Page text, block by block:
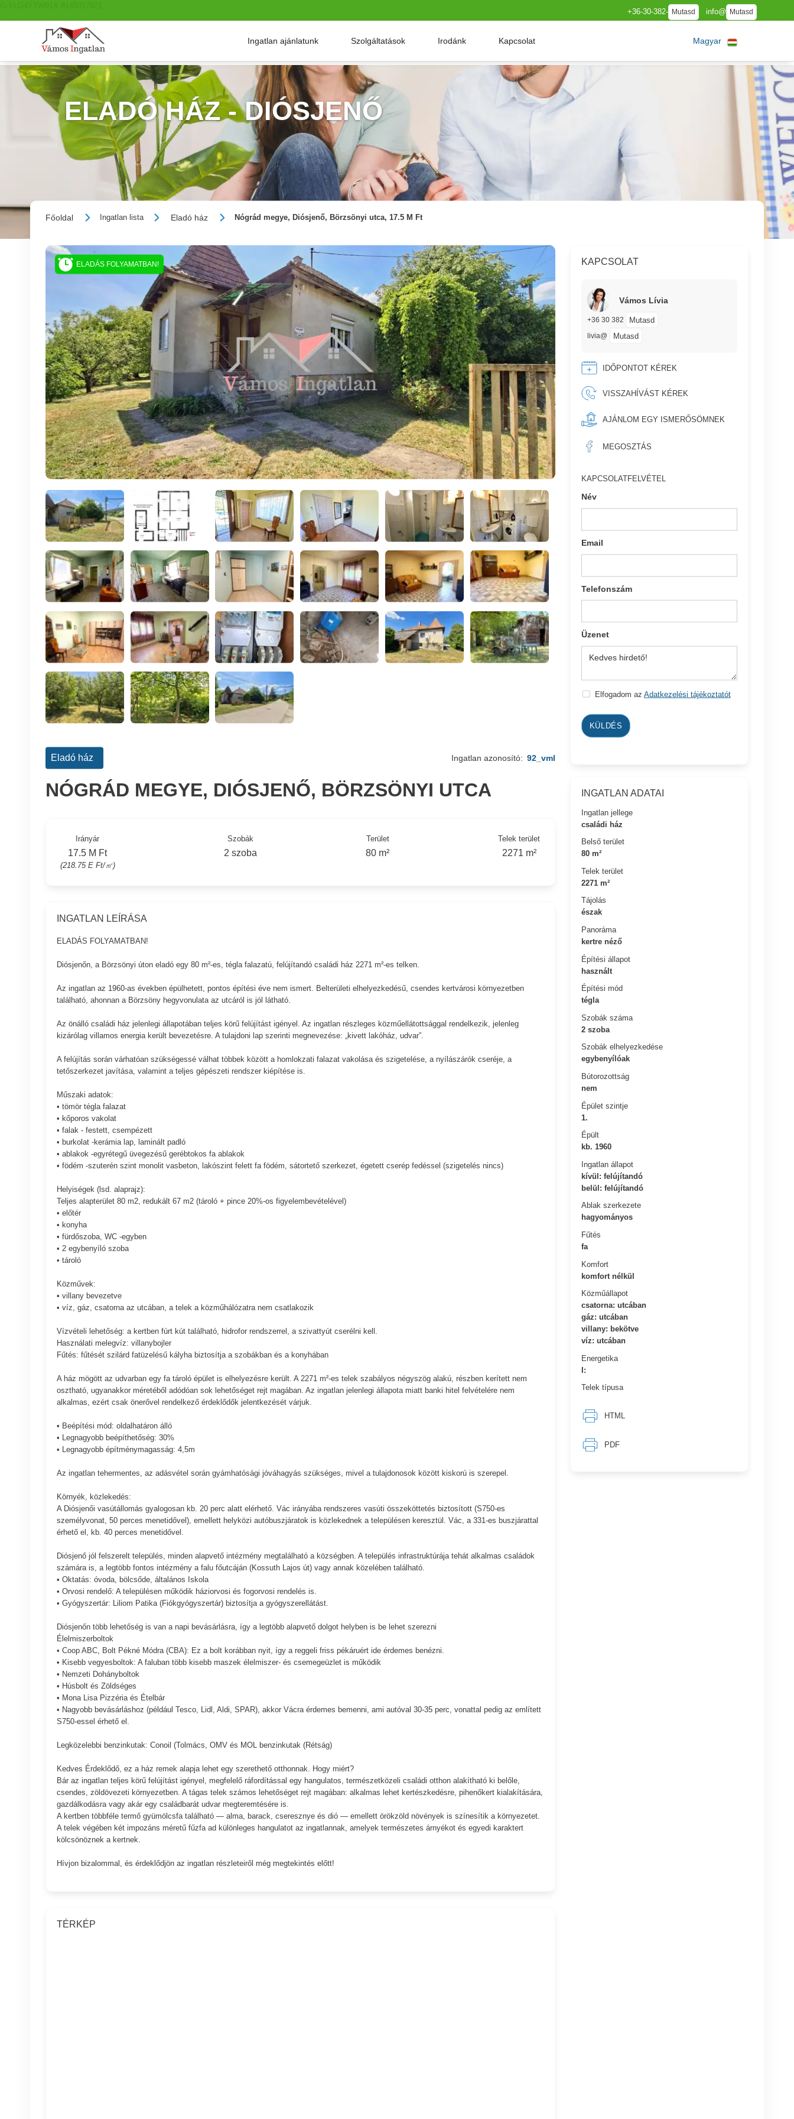
+36-30-382- Mutasd info@ Mutasd
Ingatlan ajánlatunk Szolgáltatások Irodánk Kapcsolat Magyar
ELADÓ HÁZ - DIÓSJENŐ
Főoldal Ingatlan lista Eladó ház Nógrád megye, Diósjenő, Börzsönyi utca, 17.5 M Ft
ELADÁS FOLYAMATBAN! KAPCSOLAT
Vámos Lívia
+36 30 382 Mutasd
livia@ Mutasd
IDŐPONTOT KÉREK
VISSZAHÍVÁST KÉREK
AJÁNLOM EGY ISMERŐSÖMNEK
MEGOSZTÁS
KAPCSOLATFELVÉTEL
Név
Email
Telefonszám
Üzenet
Elfogadom az Adatkezelési tájékoztatót
KÜLDÉS
INGATLAN ADATAI
Ingatlan jellege
családi ház
Belső terület
80 m²
Telek terület
2271 m²
Tájolás
észak
Panoráma
kertre néző
Építési állapot
használt
Építési mód
tégla
Szobák száma
2 szoba
Szobák elhelyezkedése
egybenyílóak
Bútorozottság
nem
Épület szintje
1.
Épült
kb. 1960
Ingatlan állapot
kívül: felújítandó
belül: felújítandó
Ablak szerkezete
hagyományos
Fűtés
fa
Komfort
komfort nélkül
Közműállapot
csatorna: utcában
gáz: utcában
villany: bekötve
víz: utcában
Energetika
I:
Telek típusa
HTML
PDF
Eladó ház Ingatlan azonosító: 92_vml
NÓGRÁD MEGYE, DIÓSJENŐ, BÖRZSÖNYI UTCA
Irányár
17.5 M Ft
(218.75 E Ft/㎡)
Szobák
2 szoba
Terület
80 m²
Telek terület
2271 m²
INGATLAN LEÍRÁSA
ELADÁS FOLYAMATBAN!
Diósjenőn, a Börzsönyi úton eladó egy 80 m²-es, tégla falazatú, felújítandó családi ház 2271 m²-es telken.
Az ingatlan az 1960-as években épülhetett, pontos építési éve nem ismert. Belterületi elhelyezkedésű, csendes kertvárosi környezetben
található, ahonnan a Börzsöny hegyvonulata az utcáról is jól látható.
Az önálló családi ház jelenlegi állapotában teljes körű felújítást igényel. Az ingatlan részleges közműellátottsággal rendelkezik, jelenleg
kizárólag villamos energia került bevezetésre. A tulajdoni lap szerinti megnevezése: „kivett lakóház, udvar”.
A felújítás során várhatóan szükségessé válhat többek között a homlokzati falazat vakolása és szigetelése, a nyílászárók cseréje, a
tetőszerkezet javítása, valamint a teljes gépészeti rendszer kiépítése is.
Műszaki adatok:
• tömör tégla falazat
• kőporos vakolat
• falak - festett, csempézett
• burkolat -kerámia lap, laminált padló
• ablakok -egyrétegű üvegezésű gerébtokos fa ablakok
• födém -szuterén szint monolit vasbeton, lakószint felett fa födém, sátortető szerkezet, égetett cserép fedéssel (szigetelés nincs)
Helyiségek (lsd. alaprajz):
Teljes alapterület 80 m2, redukált 67 m2 (tároló + pince 20%-os figyelembevételével)
• előtér
• konyha
• fürdőszoba, WC -egyben
• 2 egybenyíló szoba
• tároló
Közművek:
• villany bevezetve
• víz, gáz, csatorna az utcában, a telek a közműhálózatra nem csatlakozik
Vízvételi lehetőség: a kertben fúrt kút található, hidrofor rendszerrel, a szivattyút cserélni kell.
Használati melegvíz: villanybojler
Fűtés: fűtését szilárd fatüzelésű kályha biztosítja a szobákban és a konyhában
A ház mögött az udvarban egy fa tároló épület is elhelyezésre került. A 2271 m²-es telek szabályos négyszög alakú, részben kerített nem
osztható, ugyanakkor méretéből adódóan sok lehetőséget rejt magában. Az ingatlan jelenlegi állapota miatt banki hitel felvételére nem
alkalmas, ezért csak önerővel rendelkező érdeklődők jelentkezését várjuk.
• Beépítési mód: oldalhatáron álló
• Legnagyobb beépíthetőség: 30%
• Legnagyobb építménymagasság: 4,5m
Az ingatlan tehermentes, az adásvétel során gyámhatósági jóváhagyás szükséges, mivel a tulajdonosok között kiskorú is szerepel.
Környék, közlekedés:
A Diósjenői vasútállomás gyalogosan kb. 20 perc alatt elérhető. Vác irányába rendszeres vasúti összeköttetés biztosított (S750-es
személyvonat, 50 perces menetidővel), emellett helyközi autóbuszjáratok is közlekednek a településen keresztül. Vác, a 331-es buszjárattal
érhető el, kb. 40 perces menetidővel.
Diósjenő jól felszerelt település, minden alapvető intézmény megtalálható a községben. A település infrastruktúrája tehát alkalmas családok
számára is, a legtöbb fontos intézmény a falu főutcáján (Kossuth Lajos út) vagy annak közelében található.
• Oktatás: óvoda, bölcsőde, általános Iskola
• Orvosi rendelő: A településen működik háziorvosi és fogorvosi rendelés is.
• Gyógyszertár: Liliom Patika (Fiókgyógyszertár) biztosítja a gyógyszerellátást.
Diósjenőn több lehetőség is van a napi bevásárlásra, így a legtöbb alapvető dolgot helyben is be lehet szerezni
Élelmiszerboltok
• Coop ABC, Bolt Pékné Módra (CBA): Ez a bolt korábban nyit, így a reggeli friss pékáruért ide érdemes benézni.
• Kisebb vegyesboltok: A faluban több kisebb maszek élelmiszer- és csemegeüzlet is működik
• Nemzeti Dohányboltok
• Húsbolt és Zöldséges
• Mona Lisa Pizzéria és Ételbár
• Nagyobb bevásárláshoz (például Tesco, Lidl, Aldi, SPAR), akkor Vácra érdemes bemenni, ami autóval 30-35 perc, vonattal pedig az említett
S750-essel érhető el.
Legközelebbi benzinkutak: Conoil (Tolmács, OMV és MOL benzinkutak (Rétság)
Kedves Érdeklődő, ez a ház remek alapja lehet egy szerethető otthonnak. Hogy miért?
Bár az ingatlan teljes körű felújítást igényel, megfelelő ráfordítással egy hangulatos, természetközeli családi otthon alakítható ki belőle,
csendes, zöldövezeti környezetben. A tágas telek számos lehetőséget rejt magában: alkalmas lehet kertészkedésre, pihenőkert kialakítására,
gazdálkodásra vagy akár egy családbarát udvar megteremtésére is.
A kertben többféle termő gyümölcsfa található — alma, barack, cseresznye és dió — emellett örökzöld növények is színesítik a környezetet.
A telek végében két impozáns méretű fűzfa ad különleges hangulatot az ingatlannak, amelyek természetes árnyékot és egyedi karaktert
kölcsönöznek a kertnek.
Hívjon bizalommal, és érdeklődjön az ingatlan részleteiről még megtekintés előtt!
TÉRKÉP